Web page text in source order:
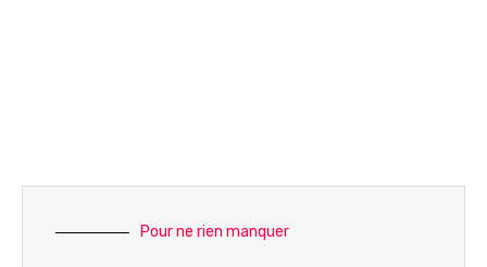
Pour ne rien manquer